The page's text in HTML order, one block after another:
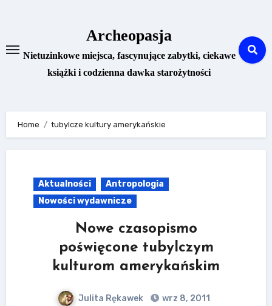
Archeopasja
Nietuzinkowe miejsca, fascynujące zabytki, ciekawe
książki i codzienna dawka starożytności
Home tubylcze kultury amerykańskie
Aktualności
Antropologia
Nowości wydawnicze
Nowe czasopismo
poświęcone tubylczym
kulturom amerykańskim
Julita Rękawek wrz 8, 2011